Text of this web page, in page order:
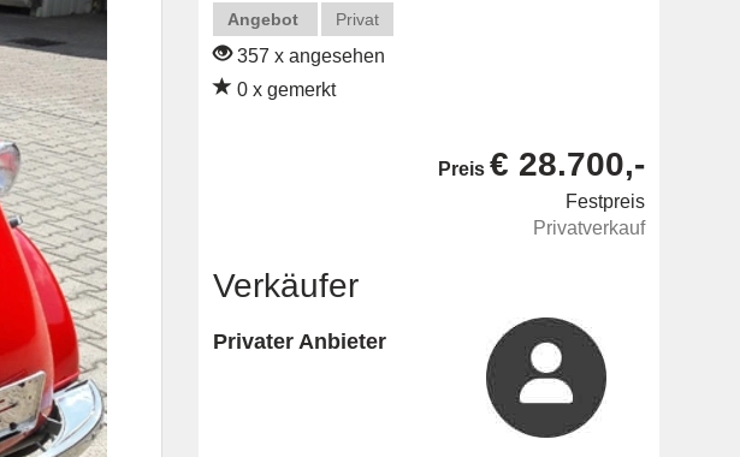
Angebot Privat
357 x angesehen
0 x gemerkt
Preis € 28.700,-
Festpreis
Privatverkauf
Verkäufer
Privater Anbieter